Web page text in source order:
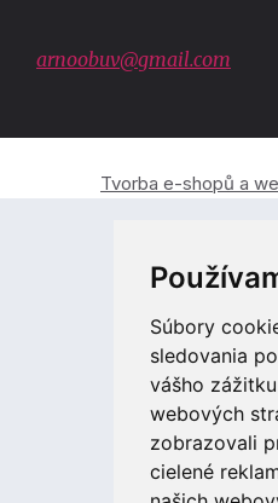
Súbory
sledovania
vášho
webových
zobrazovali
cielené
arnoobuv@gmail.com
Tvorba e-shopů a